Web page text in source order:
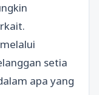
setia
apa yang